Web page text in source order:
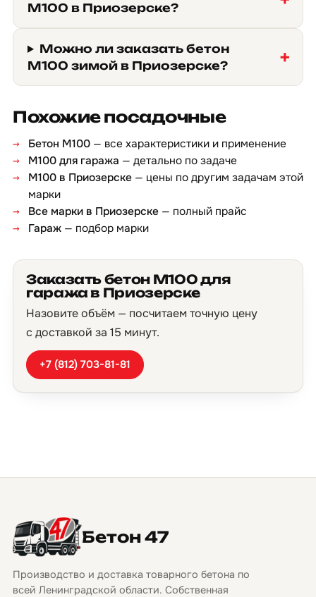
М100 в Приозерске?
Можно ли заказать бетон
М100 зимой в Приозерске?
Похожие посадочные
Бетон М100 — все характеристики и применение
М100 для гаража — детально по задаче
М100 в Приозерске — цены по другим задачам этой
марки
Все марки в Приозерске — полный прайс
Гараж — подбор марки
Заказать бетон М100 для
гаража в Приозерске
Назовите объём — посчитаем точную цену
с доставкой за 15 минут.
+7 (812) 703-81-81
Бетон 47
Производство и доставка товарного бетона по
всей Ленинградской области. Собственная